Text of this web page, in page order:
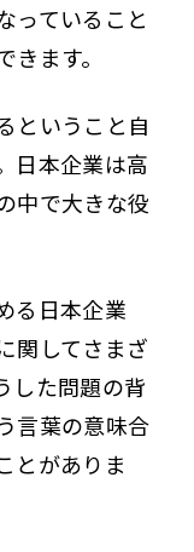
っていること
ます。
ということ自
日本企業は高
中で大きな役
る日本企業
関してさまざ
した問題の背
言葉の意味合
とがありま